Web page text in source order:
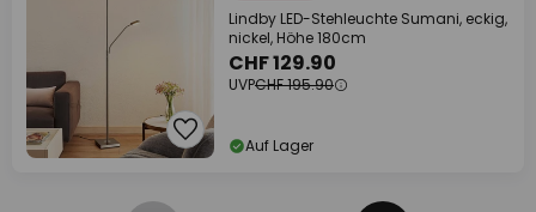
Lindby LED-Stehleuchte Sumani, eckig,
nickel, Höhe 180cm
CHF 129.90
UVPCHF 195.90
Auf Lager